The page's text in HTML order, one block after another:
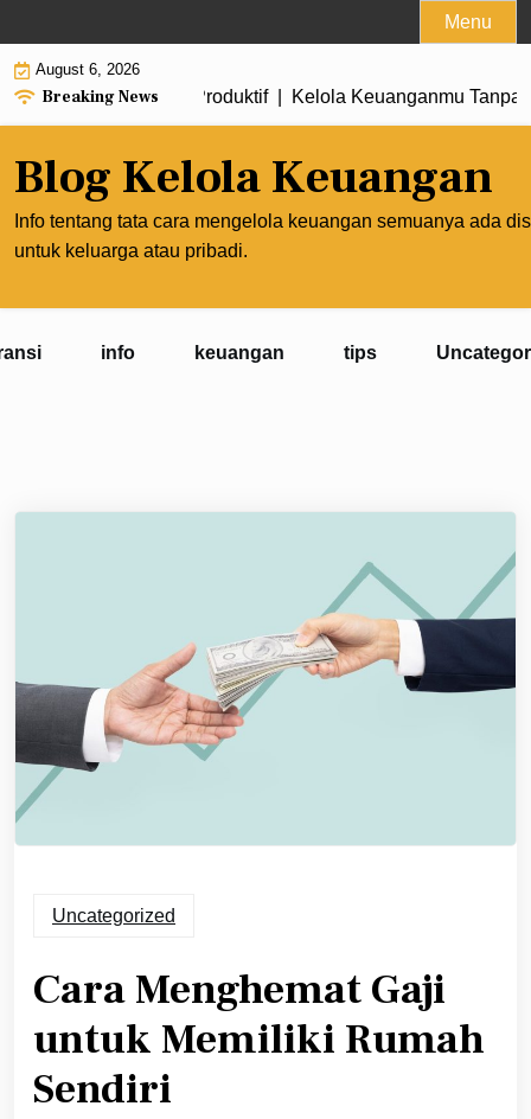
to
content
Menu
August 6, 2026
Breaking NewsLebih Produktif |Kelola Keuanganmu Tanpa
Blog Kelola Keuangan
Info tentang tata cara mengelola keuangan semuanya ada
untuk keluarga atau pribadi.
info keuangan tips
Uncategorized
Cara Menghemat Gaji
untuk Memiliki Rumah
Sendiri